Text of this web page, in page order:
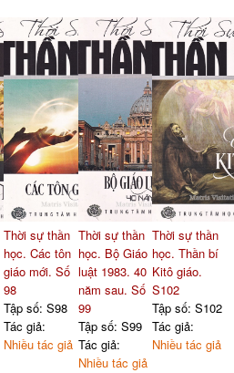
Thời sự thần
học. Các tôn
giáo mới. Số
98
Tập số: S98
Tác giả:
Nhiều tác giả
Thời sự thần
học. Bộ Giáo
luật 1983. 40
năm sau. Số
99
Tập số: S99
Tác giả:
Nhiều tác giả
Thời sự thần
học. Thần bí
Kitô giáo.
S102
Tập số: S102
Tác giả:
Nhiều tác giả